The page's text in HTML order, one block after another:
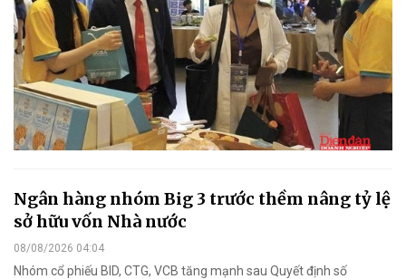
Ngân hàng nhóm Big 3 trước thềm nâng tỷ lệ
sở hữu vốn Nhà nước
08/08/2026 04:04
Nhóm cổ phiếu BID, CTG, VCB tăng mạnh sau Quyết định số